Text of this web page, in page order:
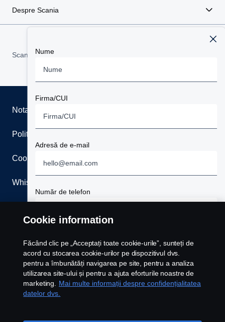
Nume
Firma/CUI
Adresă de e-mail
Număr de telefon
Accept termenii si conditiile prezentate in Nota
Despre Scania
Scania in Your Region:
Nota Juridica
Politica de confidentialitate
Cookies
Whistleblowing
Setari Cookie
Cookie information
Făcând clic pe „Acceptați toate cookie-urile”, sunteți de
acord cu stocarea cookie-urilor pe dispozitivul dvs.
pentru a îmbunătăți navigarea pe site, pentru a analiza
utilizarea site-ului și pentru a ajuta eforturile noastre de
marketing.
Mai multe informații despre confidențialitatea
datelor dvs.